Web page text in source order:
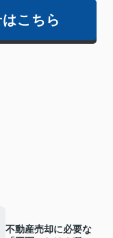
こちら
不動産売却に必要な